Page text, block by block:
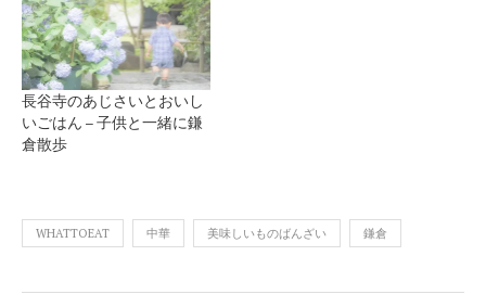
長谷寺のあじさいとおいし
いごはん – 子供と一緒に鎌
倉散歩
WHATTOEAT 中華 美味しいものばんざい 鎌倉